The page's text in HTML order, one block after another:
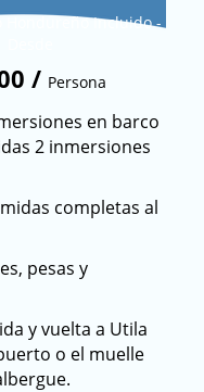
al cliente. ¡Ven a
continuación se basan
La tarifa de
es de $ 50
vacaciones en
de que
y disfrute de
Hondureño Incluido -
/ Persona
en barco
2 inmersiones
completas al
pesas y
y vuelta a Utila
o el muelle